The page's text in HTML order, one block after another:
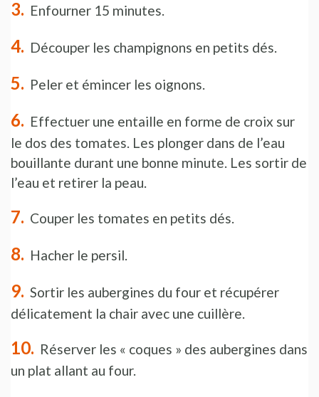
Enfourner 15 minutes.
Découper les champignons en petits dés.
Peler et émincer les oignons.
Effectuer une entaille en forme de croix sur
le dos des tomates. Les plonger dans de l’eau
bouillante durant une bonne minute. Les sortir de
l’eau et retirer la peau.
Couper les tomates en petits dés.
Hacher le persil.
Sortir les aubergines du four et récupérer
délicatement la chair avec une cuillère.
Réserver les « coques » des aubergines dans
un plat allant au four.